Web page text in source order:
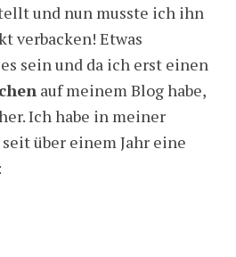
und nun musste ich ihn
verbacken! Etwas
sein und da ich erst einen
auf meinem Blog habe,
Ich habe in meiner
über einem Jahr eine